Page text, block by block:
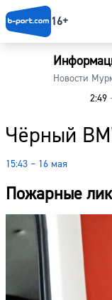
16+
Новости
2:49
Чёрный
15:43 – 16 мая
Пожарные
Главная
Наши
Погода
Курсы